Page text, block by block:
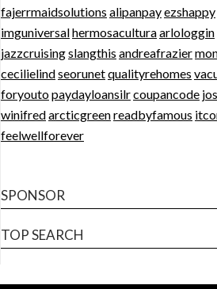
fajerrmaidsolutions alipanpayezshappy
imguniversalhermosaculturaarlologgin
jazzcruisingslangthis andreafrazier
cecilielindseorunetqualityrehomes
foryoutopaydayloansilrcoupancode
winifredarcticgreenreadbyfamous
feelwellforever
SPONSOR
TOP SEARCH